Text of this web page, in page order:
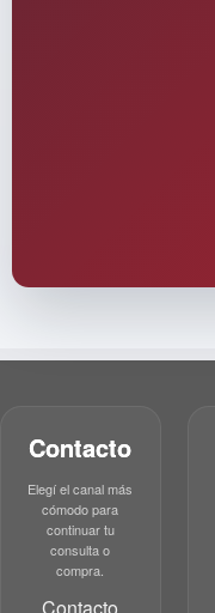
Contacto
Elegí el canal más
cómodo para
continuar tu
consulta o
compra.